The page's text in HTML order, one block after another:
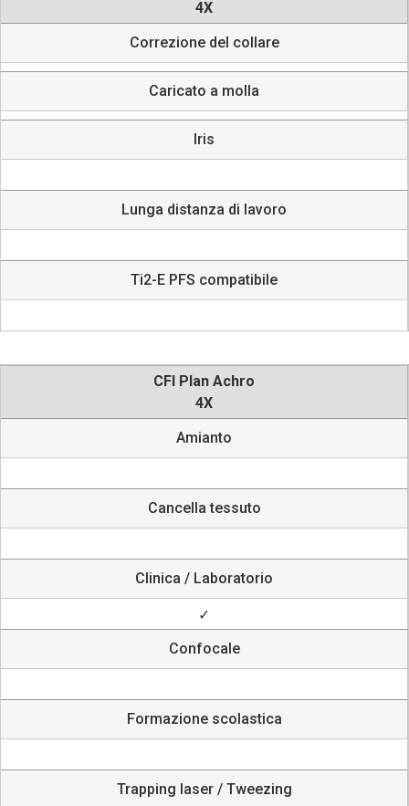
4X
Correzione del collare
Caricato a molla
Iris
Lunga distanza di lavoro
Ti2-E PFS compatibile
CFI Plan Achro
4X
Amianto
Cancella tessuto
Clinica / Laboratorio
✓
Confocale
Formazione scolastica
Trapping laser / Tweezing